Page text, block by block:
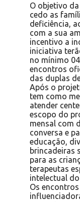
O objetivo
cedo as
deficiência,
com a sua
incentivo a
iniciativa
no mínimo
encontros
das duplas
Após o
tem como
atender
escopo do
mensal com
conversa e
educação,
brincadeiras
para as
terapeutas
intelectual
Os